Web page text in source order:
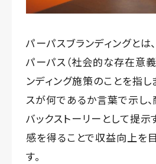
パーパスブランディングとは
パーパス（社会的な存在意
ンディング施策のことを指し
スが何であるか言葉で示し、
バックストーリーとして提示
感を得ることで収益向上を
す。